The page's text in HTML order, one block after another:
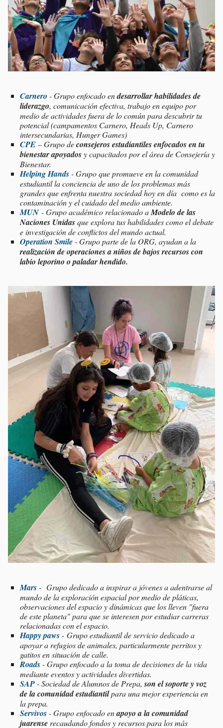
Carnero - Grupo enfocado endesarrollar habilidades de
liderazgo, comunicación efectiva, trabajo en equipo por
medio de actividades fuera de lo común para descubrir tu
potencial (campamentos Carnero, Heads Up, Carnero
intersecundarias, Hunger Games)
CPE– Grupo deconsejeros estudiantiles enfocados en tu
bienestar apoyadosy capacitados por el área de Consejería y
Bienestar.
Helping Hands- Grupo que promueve en la comunidad
estudiantil la conciencia de uno de los problemas más
grandes que enfrenta nuestra sociedad hoy en día como es la
contaminación y el cuidado del medio ambiente.
MUN - Grupo académico relacionado aModelo de las
Naciones Unidasque explora tus habilidades como el debate
e investigación de conflictos del mundo actual.
Operation Smile- Grupo parte de la ORG, ayudan a la
realización de operaciones a niños de bajos recursos con
labio leporino o paladar hendido.
Mars- Grupo dedicado a inspirar a jóvenes a adentrarse al
mundo de la exploración espacial por medio de pláticas,
observaciones del espacio y dinámicas que los lleven "fuera
de este planeta" para que se interesen por estudiar carreras
relacionadas con el espacio.
Happy paws- Grupo estudiantil de servicio dedicado a
apoyar a refugios de animales, particularmente perritos y
gatitos en situación de calle.
Roads- Grupo enfocado a la toma de decisiones de la vida
mediante eventos y actividades divertidas.
SAP- Sociedad de Alumnos de Prepa,son el soporte y voz
de la comunidad estudiantilpara una mejor experiencia en
la prepa.
Servivos- Grupo enfocado enapoyo a la comunidad
juarense recaudando fondos y recursos para los más